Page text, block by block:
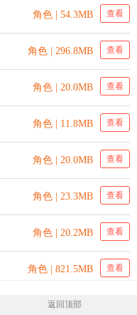
角色 | 54.3MB 查看
角色 | 296.8MB 查看
角色 | 20.0MB 查看
角色 | 11.8MB 查看
角色 | 20.0MB 查看
角色 | 23.3MB 查看
角色 | 20.2MB 查看
角色 | 821.5MB 查看
返回顶部